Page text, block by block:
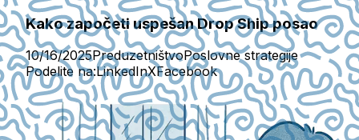
Kako započeti uspešan Drop Ship posao
10/16/2025PreduzetništvoPoslovne strategije
Podelite na:LinkedInXFacebook